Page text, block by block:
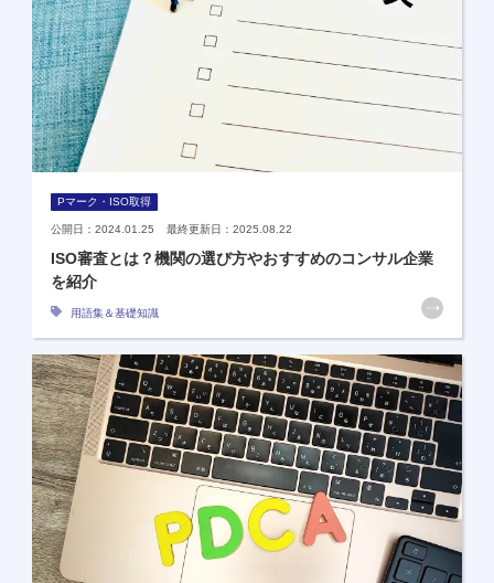
Pマーク・ISO取得
公開日：2024.01.25 最終更新日：2025.08.22
ISO審査とは？機関の選び方やおすすめのコンサル企業
を紹介
用語集＆基礎知識